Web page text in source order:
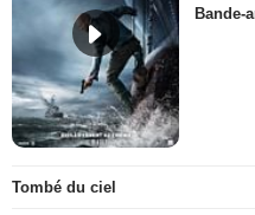
Bande-
Tombé du ciel